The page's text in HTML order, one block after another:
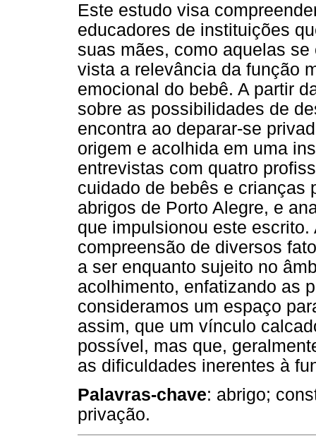
Este estudo visa
educadores de instituições
suas mães, como aquelas
vista a relevância da função
emocional do bebê. A partir
sobre as possibilidades de
encontra ao deparar-se
origem e acolhida em uma
entrevistas com quatro
cuidado de bebês e crianças
abrigos de Porto Alegre, e
que impulsionou este
compreensão de diversos
a ser enquanto sujeito no
acolhimento, enfatizando as
consideramos um espaço
assim, que um vínculo
possível, mas que,
as dificuldades inerentes à
Palavras-chave: abrigo;
privação.